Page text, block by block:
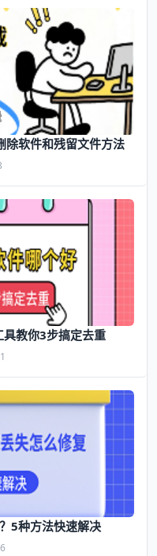
软件和残留文件方法
教你3步搞定去重
5种方法快速解决